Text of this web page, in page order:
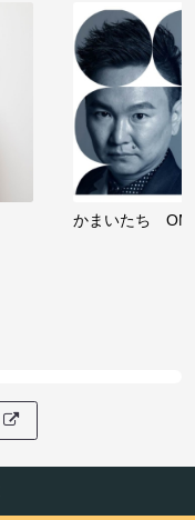
かまいたち